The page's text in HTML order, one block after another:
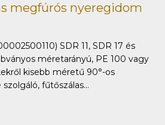
megfúrós nyeregidom
SDR 11, SDR 17 és
méretarányú, PE 100 vagy
kisebb méretű 90°-os
fűtőszálas...